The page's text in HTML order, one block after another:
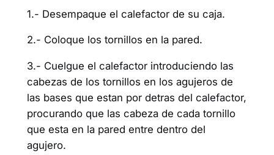
1.- Desempaque el calefactor de su caja.
2.- Coloque los tornillos en la pared.
3.- Cuelgue el calefactor introduciendo las
cabezas de los tornillos en los agujeros de
las bases que estan por detras del calefactor,
procurando que las cabeza de cada tornillo
que esta en la pared entre dentro del
agujero.